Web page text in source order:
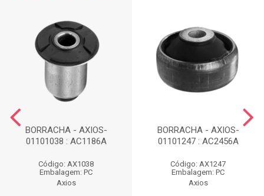
BORRACHA - AXIOS-
01101038 : AC1186A
Código: AX1038
Embalagem: PC
Axios
BORRACHA - AXIOS-
01101247 : AC2456A
Código: AX1247
Embalagem: PC
Axios